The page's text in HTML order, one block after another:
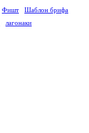
Фишт
Шаблон брифа
лагонаки